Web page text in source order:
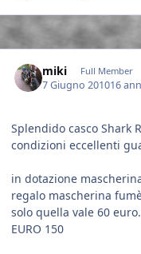
miki Full Member
7 Giugno 201016
Splendido casco Shark
condizioni eccellenti
in dotazione
regalo mascherina
solo quella vale 60 euro.
EURO 150